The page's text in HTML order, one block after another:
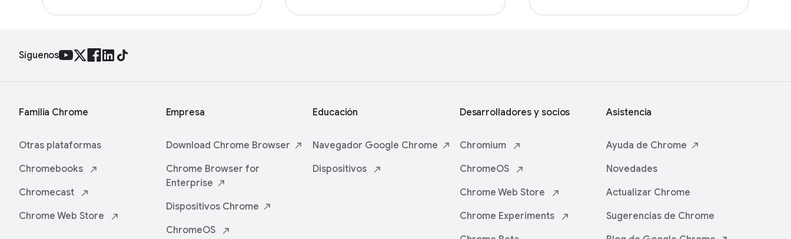
Síguenos
Familia Chrome
Otras plataformas
Chromebooks
Chromecast
Chrome Web Store
Empresa
Download Chrome Browser
Chrome Browser for
Enterprise
Dispositivos Chrome
ChromeOS
Educación
Navegador Google Chrome
Dispositivos
Desarrolladores y socios
Chromium
ChromeOS
Chrome Web Store
Chrome Experiments
Asistencia
Ayuda de Chrome
Novedades
Actualizar Chrome
Sugerencias de Chrome